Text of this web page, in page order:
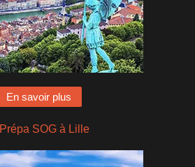
En savoir plus
Prépa SOG à Lille